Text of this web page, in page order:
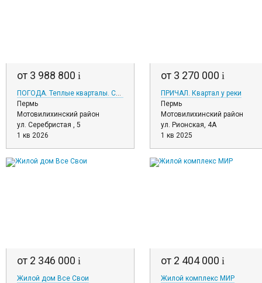
от 3 988 800 i
ПОГОДА. Теплые кварталы. Серебристая,5
Пермь
Мотовилихинский район
ул. Серебристая , 5
1 кв 2026
от 3 270 000 i
ПРИЧАЛ. Квартал у реки
Пермь
Мотовилихинский район
ул. Рионская, 4А
1 кв 2025
от 2 346 000 i
Жилой дом Все Свои
от 2 404 000 i
Жилой комплекс МИР